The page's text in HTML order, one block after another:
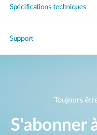
Spécifications techniques
Support
Toujours
S'abonner